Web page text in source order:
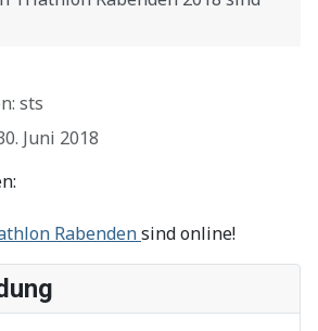
sts
Juni 2018
Rabendensind online!